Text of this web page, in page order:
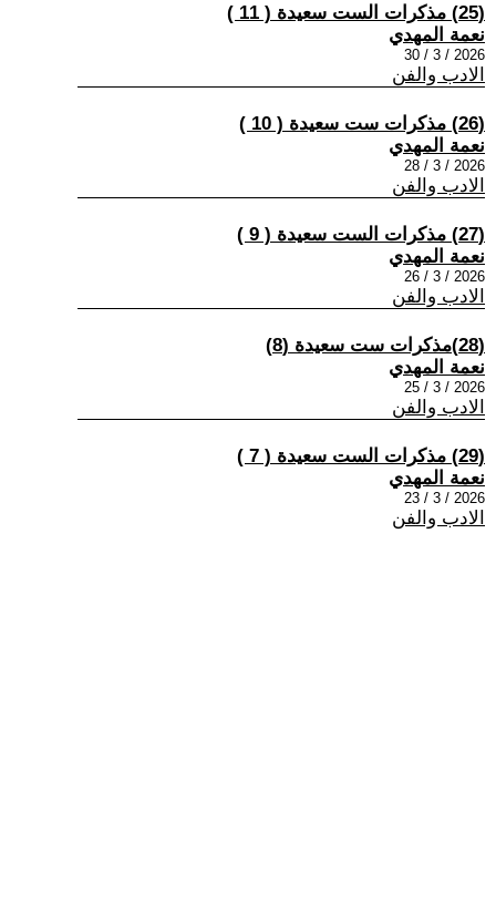
(25) مذكرات الست سعيدة ( 11 )
نعمة المهدي
2026 / 3 / 30
الادب والفن
(26) مذكرات ست سعيدة ( 10 )
نعمة المهدي
2026 / 3 / 28
الادب والفن
(27) مذكرات الست سعيدة ( 9 )
نعمة المهدي
2026 / 3 / 26
الادب والفن
(28) ​مذكرات ست سعيدة (8)
نعمة المهدي
2026 / 3 / 25
الادب والفن
(29) مذكرات الست سعيدة ​( 7 )
نعمة المهدي
2026 / 3 / 23
الادب والفن